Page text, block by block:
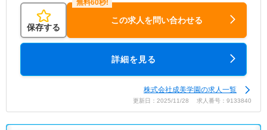
保存する
この求人を問い合わせる
詳細を見る
株式会社成美学園の求人一覧
更新日：2025/11/28 求人番号：9133840